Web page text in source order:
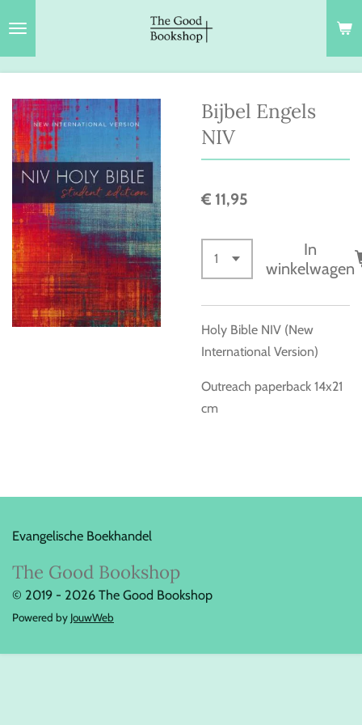
hoofdinhoud
Bijbel Engels
NIV
€ 11,95
In
winkelwagen
Holy Bible NIV (New
International Version)
Outreach paperback 14x21
cm
Evangelische Boekhandel
The Good Bookshop
© 2019 - 2026 The Good Bookshop
Powered by JouwWeb